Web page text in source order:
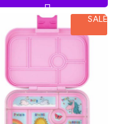
SALE